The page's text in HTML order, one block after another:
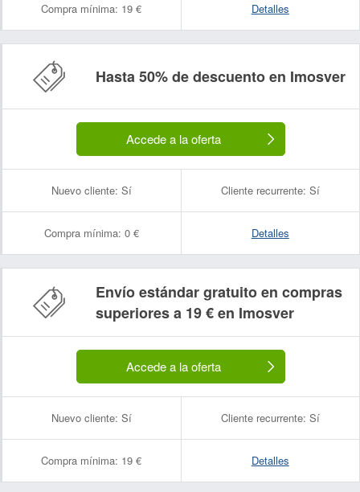
Compra mínima: 19 € Detalles
Hasta 50% de descuento en Imosver
Accede a la oferta
Nuevo cliente: Sí Cliente recurrente: Sí
Compra mínima: 0 € Detalles
Envío estándar gratuito en compras
superiores a 19 € en Imosver
Accede a la oferta
Nuevo cliente: Sí Cliente recurrente: Sí
Compra mínima: 19 € Detalles